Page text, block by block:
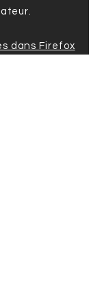
dans Firefox